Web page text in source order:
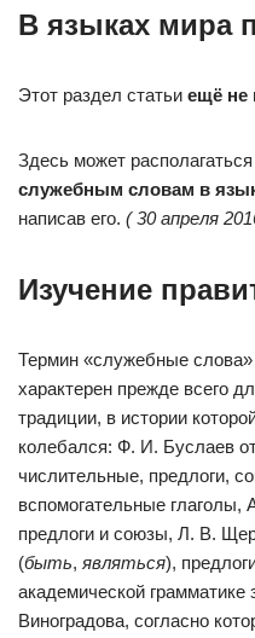
В языках мира
Этот раздел статьи ещё не
Здесь может
служебным словам в
написав его. ( 30 апреля
Изучение
Термин «служебные
характерен прежде всего
традиции, в истории
колебался: Ф. И. Буслаев
числительные, предлоги,
вспомогательные
предлоги и союзы, Л. В.
(быть, являться),
академической грамматике
Виноградова, согласно